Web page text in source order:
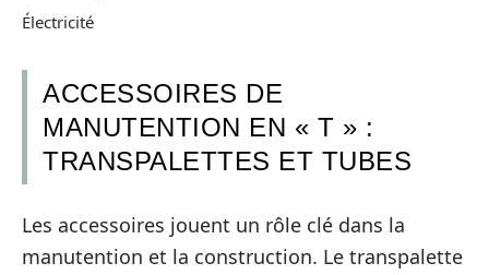
Électricité
ACCESSOIRES DE
MANUTENTION EN « T » :
TRANSPALETTES ET TUBES
Les accessoires jouent un rôle clé dans la
manutention et la construction. Le transpalette